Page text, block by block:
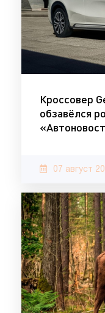
Кроссовер
обзавёлся
07 август